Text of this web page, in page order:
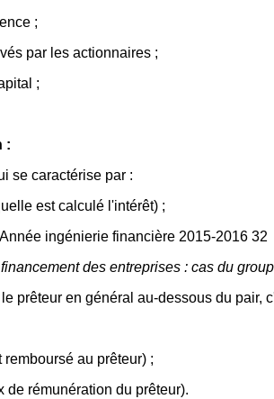
;
par les actionnaires ;
;
:
se caractérise par :
est calculé l'intérêt) ;
ingénierie financière 2015-2016 32
des entreprises : cas du
prêteur en général au-dessous du pair,
au prêteur) ;
de rémunération du prêteur).